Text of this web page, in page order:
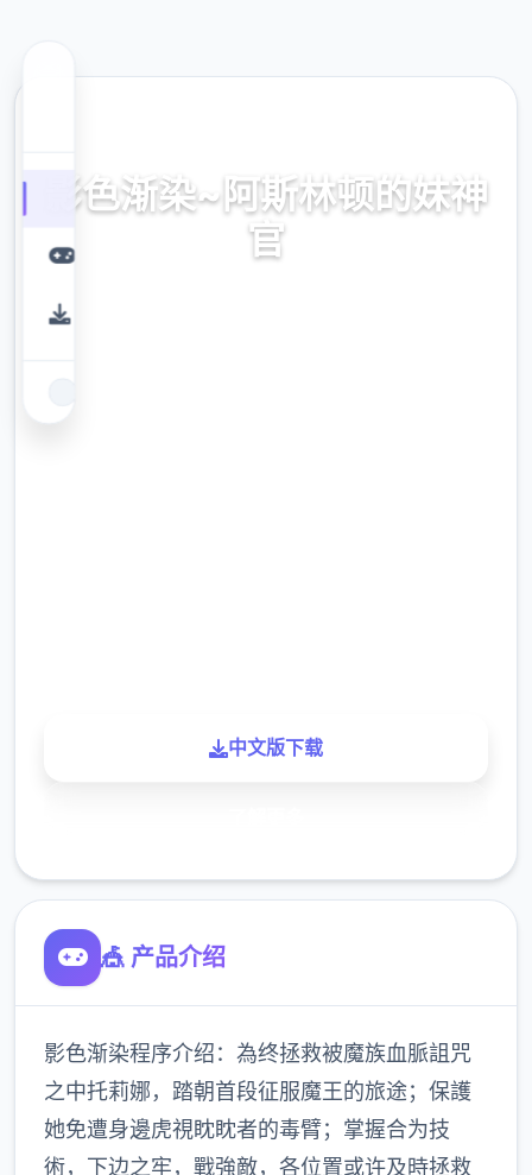
影色渐染~阿斯林顿的妹神
官
官式网址，保险部署，现行版降载，史之间上
中文版下载
🎪 产品介绍
影色渐染程序介绍：為终拯救被魔族血脈詛咒
之中托莉娜，踏朝首段征服魔王的旅途；保護
她免遭身邊虎視眈眈者的毒臂；掌握合为技
術，下边之牢，戰強敵，各位置或许及時拯救